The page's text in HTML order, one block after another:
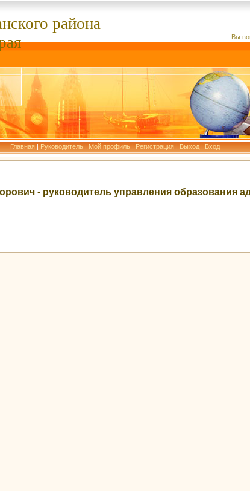
района
Вы
Главная | Руководитель | Мой профиль | Регистрация | Выход | Вход
- руководитель управления образования